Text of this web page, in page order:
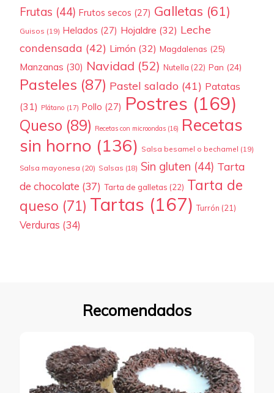
Frutas (44) Frutos secos (27) Galletas (61)
Guisos (19) Helados (27) Hojaldre (32) Leche
condensada (42) Limón (32) Magdalenas (25)
Manzanas (30) Navidad (52) Nutella (22) Pan (24)
Pasteles (87) Pastel salado (41) Patatas
(31) Plátano (17) Pollo (27) Postres (169)
Queso (89) Recetas con microondas (16) Recetas
sin horno (136) Salsa besamel o bechamel (19)
Salsa mayonesa (20) Salsas (18) Sin gluten (44) Tarta
de chocolate (37) Tarta de galletas (22) Tarta de
queso (71) Tartas (167) Turrón (21)
Verduras (34)
Recomendados